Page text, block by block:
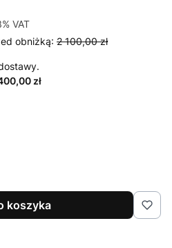
VAT
VAT
obniżką: 2 100,00 zł
zł
koszyka